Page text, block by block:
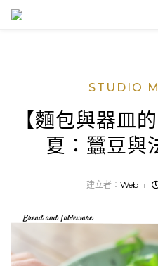
Skip
STUDIO
【麵包與器皿
夏：蠶豆與
建立者： Web